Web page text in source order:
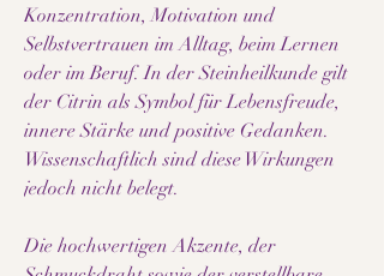
Konzentration, Motivation und
Selbstvertrauen im Alltag, beim Lernen
oder im Beruf. In der Steinheilkunde gilt
der Citrin als Symbol für Lebensfreude,
innere Stärke und positive Gedanken.
Wissenschaftlich sind diese Wirkungen
jedoch nicht belegt.
Die hochwertigen Akzente, der